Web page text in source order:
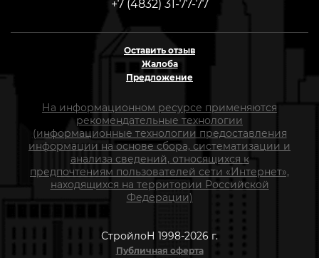
+7 (4832) 31-77-77
Оставить отзыв
Жалоба
Предложение
На информационном ресурсе применяются
рекомендательные технологии
(информационные технологии предоставления
информации на основе сбора, систематизации и
анализа сведений, относящихся к
предпочтениям пользователей сети «Интернет»,
находящихся на территории Российской
Федерации)
СтройлоН 1998-2026 г.
Публичная оферта